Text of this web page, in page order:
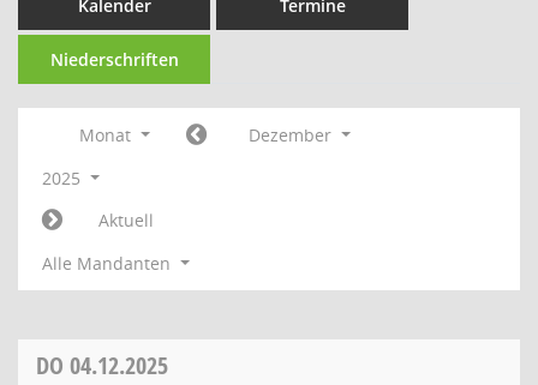
Kalender Termine
Niederschriften
Monat
Dezember
2025
Aktuell
Alle Mandanten
DO 04.12.2025